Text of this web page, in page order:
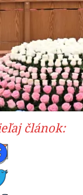
článok: